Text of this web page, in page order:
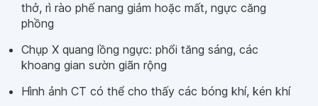
thở, rì rào phế nang giảm hoặc mất, ngực căng
phồng
Chụp X quang lồng ngực: phổi tăng sáng, các
khoang gian sườn giãn rộng
Hình ảnh CT có thể cho thấy các bóng khí, kén khí